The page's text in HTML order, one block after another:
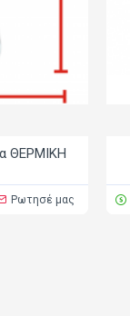
ΘΕΡΜΙΚΗ
Ρωτησέ μας